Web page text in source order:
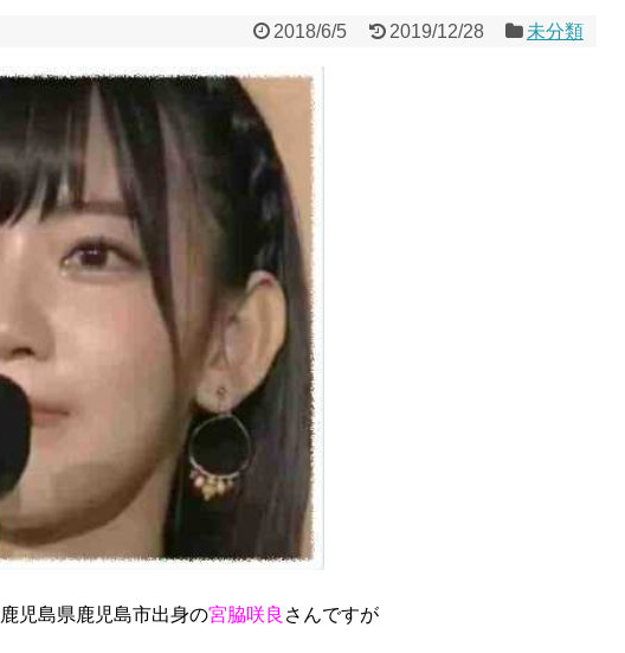
2018/6/5 2019/12/28 未分類
児島県鹿児島市出身の宮脇咲良 さんですが